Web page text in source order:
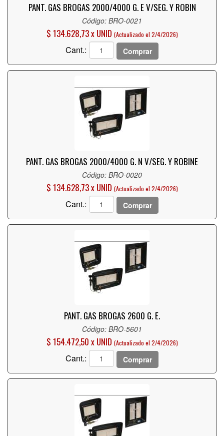
PANT. GAS BROGAS 2000/4000 G. E V/SEG. Y ROBIN
Código: BRO-0021
$ 134.628,73 x UNID (Actualizado el 2/4/2026)
Cant.: Comprar
PANT. GAS BROGAS 2000/4000 G. N V/SEG. Y ROBINE
Código: BRO-0020
$ 134.628,73 x UNID (Actualizado el 2/4/2026)
Cant.: Comprar
PANT. GAS BROGAS 2600 G. E.
Código: BRO-5601
$ 154.472,50 x UNID (Actualizado el 2/4/2026)
Cant.: Comprar